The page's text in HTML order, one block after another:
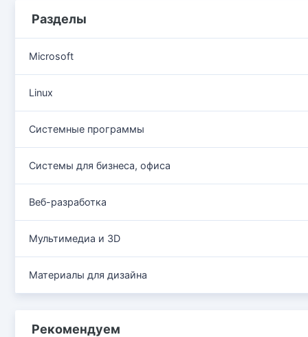
Разделы
Microsoft
Linux
Системные программы
Системы для бизнеса, офиса
Веб-разработка
Мультимедиа и 3D
Материалы для дизайна
Рекомендуем